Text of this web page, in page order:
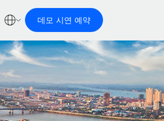
데모 시연 예약